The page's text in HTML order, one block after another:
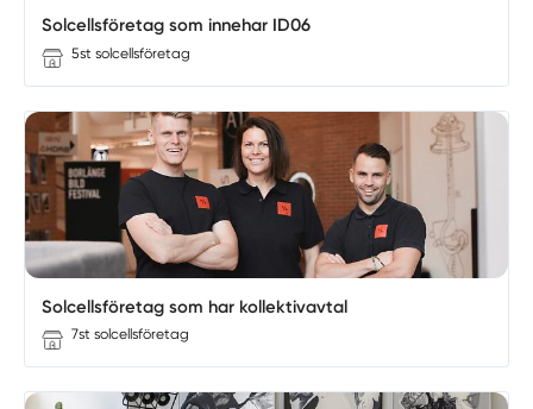
Solcellsföretag som innehar ID06
5st solcellsföretag
Solcellsföretag som har kollektivavtal
7st solcellsföretag